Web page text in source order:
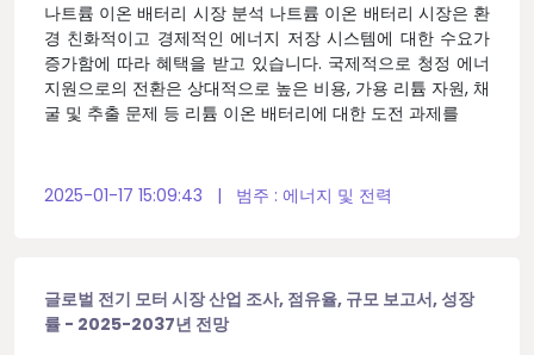
나트륨 이온 배터리 시장 분석 나트륨 이온 배터리 시장은 환
경 친화적이고 경제적인 에너지 저장 시스템에 대한 수요가
증가함에 따라 혜택을 받고 있습니다. 국제적으로 청정 에너
지원으로의 전환은 상대적으로 높은 비용, 가용 리튬 자원, 채
굴 및 추출 문제 등 리튬 이온 배터리에 대한 도전 과제를
2025-01-17 15:09:43 | 범주 : 에너지 및 전력
글로벌 전기 모터 시장 산업 조사, 점유율, 규모 보고서, 성장
률 - 2025-2037년 전망